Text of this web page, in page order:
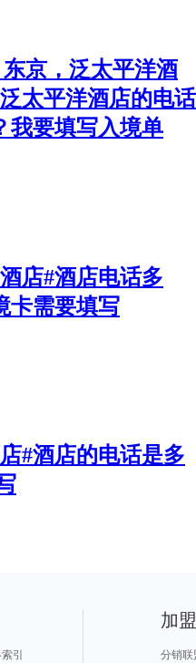
京，泛太平洋酒
太平洋酒店的电话
我要填写入境单
店#酒店电话多
卡需要填写
#酒店的电话是多
引
加
分销联